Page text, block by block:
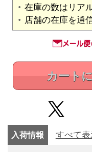
在庫の数はリア
店舗の在庫を通
カート
入荷情報 すべて